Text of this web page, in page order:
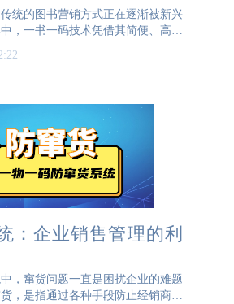
统的图书营销方式正在逐渐被新兴
，一书一码技术凭借其简便、高效
数字营销的重要手段。通过为每一
的二维码，出版商不仅可以实现对
：企业销售管理的利
，窜货问题一直是困扰企业的难题
，是指通过各种手段防止经销商或